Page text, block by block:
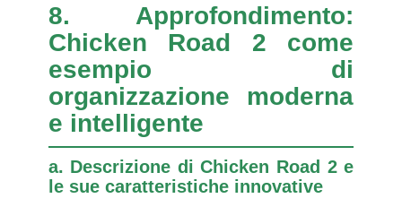
8. Approfondimento:
Chicken Road 2 come
esempio di
organizzazione moderna
e intelligente
a. Descrizione di Chicken Road 2 e
le sue caratteristiche innovative